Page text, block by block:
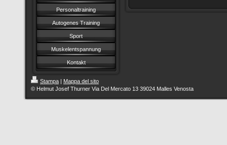
Personaltraining
Autogenes Training
Sport
Muskelentspannung
Kontakt
Stampa | Mappa del sito
© Helmut Josef Thurner Via Del Mercato 13 39024 Malles Venosta